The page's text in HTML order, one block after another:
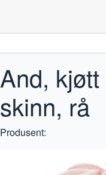
And,
skinn, rå
Produsent: